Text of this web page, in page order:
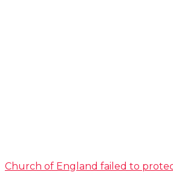
Church of England failed to